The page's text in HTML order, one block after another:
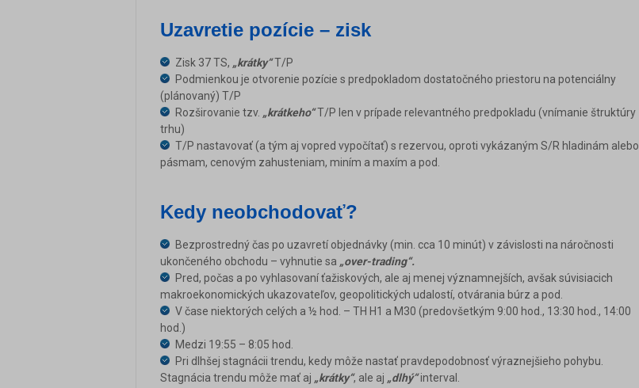
Uzavretie pozície – zisk
Zisk 37 TS, „krátky“T/P
Podmienkou je otvorenie pozície s predpokladom dostatočného priestoru na potenciálny
(plánovaný) T/P
Rozširovanie tzv. „krátkeho“T/P len v prípade relevantného predpokladu (vnímanie štruktúry
trhu)
T/P nastavovať (a tým aj vopred vypočítať) s rezervou, oproti vykázaným S/R hladinám alebo
pásmam, cenovým zahusteniam, miním a maxím a pod.
Kedy neobchodovať?
Bezprostredný čas po uzavretí objednávky (min. cca 10 minút) v závislosti na náročnosti
ukončeného obchodu – vyhnutie sa „over-trading“.
Pred, počas a po vyhlasovaní ťažiskových, ale aj menej významnejších, avšak súvisiacich
makroekonomických ukazovateľov, geopolitických udalostí, otvárania búrz a pod.
V čase niektorých celých a ½ hod. – TH H1 a M30 (predovšetkým 9:00 hod., 13:30 hod., 14:00
hod.)
Medzi 19:55 – 8:05 hod.
Pri dlhšej stagnácii trendu, kedy môže nastať pravdepodobnosť výraznejšieho pohybu.
Stagnácia trendu môže mať aj „krátky“, ale aj „dlhý“interval.